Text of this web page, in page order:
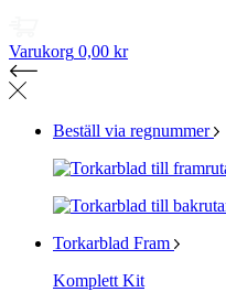
Varukorg 0,00 kr
Beställ via regnummer
Torkarblad Fram
Komplett Kit